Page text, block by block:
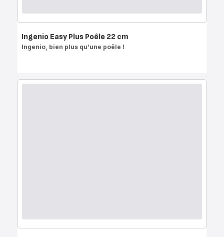
Ingenio Easy Plus Poêle 22 cm
Ingenio, bien plus qu’une poêle !